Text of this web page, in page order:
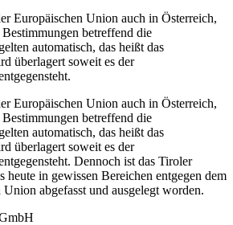
Europäischen Union auch in Österreich,
betreffend die
automatisch, das heißt das
überlagert soweit es der
Europäischen Union auch in Österreich,
betreffend die
automatisch, das heißt das
überlagert soweit es der
Dennoch ist das Tiroler
heute in gewissen Bereichen entgegen dem
abgefasst und ausgelegt worden.